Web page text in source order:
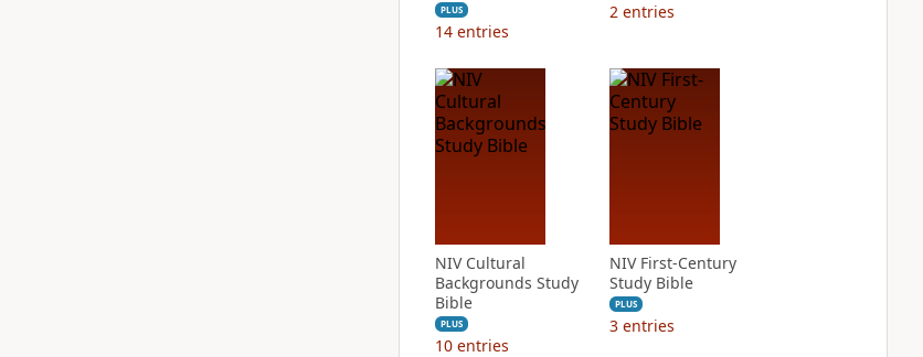
PLUS
14 entries
2 entries
NIV Cultural
Backgrounds Study
Bible
PLUS
10 entries
NIV First-Century
Study Bible
PLUS
3 entries